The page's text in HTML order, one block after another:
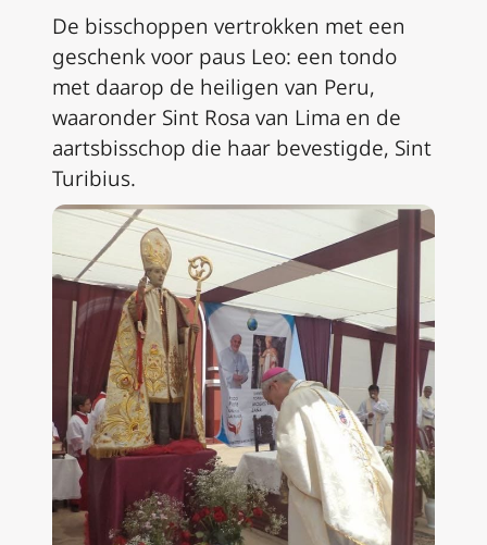
De bisschoppen vertrokken met een
geschenk voor paus Leo: een tondo
met daarop de heiligen van Peru,
waaronder Sint Rosa van Lima en de
aartsbisschop die haar bevestigde, Sint
Turibius.